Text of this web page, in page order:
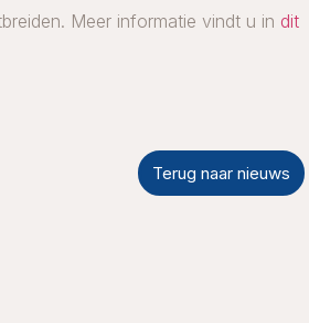
Meer informatie vindt u in dit
Terug naar nieuws